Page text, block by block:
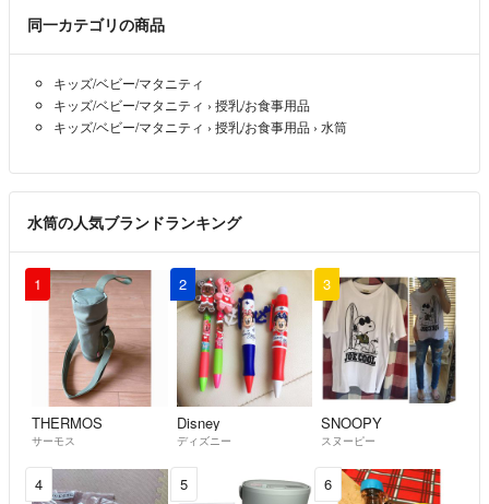
日曜・祝日は最寄りのポストが午前中のみの集荷なので月曜日の発送に
回すことが多いです。
■お問い合わせには必ずお答えしています。
沢山の方とお取引をさせていただいておりますので、稀に確認漏れでメ
ッセージに気づかない事もあります。その際は何度か同じメッセージを
安易な悪い評価は悲しいです。
（リカバリーの難しい不手際での普通評価は納得致しますが、こちらで
はどうしようも無い配送に関しての普通評価はなんだかな…と思いま
す。
「簡単に普通評価しちゃうよー」という方はご購入をお控え下さい。
「少しの事は気にならないよー、人間だもの」という方でお願い致しま
す。m(._.)m
丁寧に対応しているつもりですので普通評価もちょっと傷付きます。）
最後まで誠心誠意対応させていただきたいと思っております。(*^_^*)
同一カテゴリの商品
キッズ/ベビー/マタニティ
キッズ/ベビー/マタニティ › 授乳/お食事用品
キッズ/ベビー/マタニティ › 授乳/お食事用品 › 水筒
水筒の人気ブランドランキング
1
THERMOS
サーモス
2
Disney
ディズニー
3
SNOOPY
スヌーピー
4 5 6